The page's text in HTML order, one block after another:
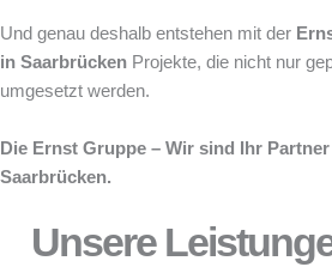
Und genau deshalb entstehen mit der
in Saarbrücken Projekte, die nicht nur
umgesetzt werden.
Die Ernst Gruppe – Wir sind Ihr
Saarbrücken.
Unsere